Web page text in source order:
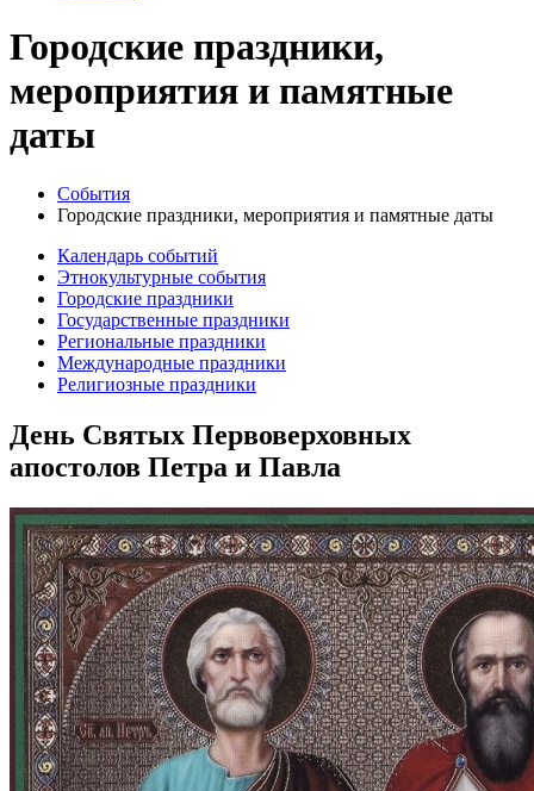
Городские праздники,
мероприятия и памятные
даты
События
Городские праздники, мероприятия и памятные даты
Календарь событий
Этнокультурные события
Городские праздники
Государственные праздники
Региональные праздники
Международные праздники
Религиозные праздники
День Святых Первоверховных
апостолов Петра и Павла